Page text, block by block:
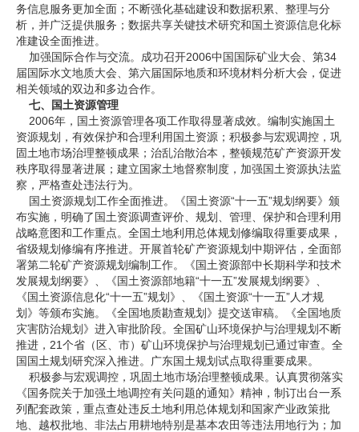
务信息服务更加全面；不断强化基础建设和数据积累、整理与分
析，并广泛提供服务；数据共享关键技术研究和国土资源信息化标
准建设全面推进。
加强国际合作与交流。成功召开2006中国国际矿业大会、第34
届国际水文地质大会、第六届国际地质和环境材料分析大会，促进
相关领域的双边和多边合作。
七、国土资源管理
2006年，国土资源管理各项工作取得显著成效。编制实施国土
资源规划，有效保护和合理利用国土资源；积极参与宏观调控，巩
固土地市场治理整顿成果；治乱治散治本，整顿规范矿产资源开发
秩序取得显著进展；建立国家土地督察制度，加强国土资源执法监
察，严格查处违法行为。
国土资源规划工作全面推进。《国土资源“十一五”规划纲要》颁
布实施，明确了国土资源调查评价、规划、管理、保护和合理利用
战略意图和工作重点。全国土地利用总体规划修编取得重要成果，
省级规划修编有序推进。开展首轮矿产资源规划中期评估，全面部
署第二轮矿产资源规划编制工作。《国土资源部中长期科学和技术
发展规划纲要》、《国土资源部地籍“十一五”发展规划纲要》、
《国土资源信息化“十一五”规划》、《国土资源“十一五”人才规
划》等颁布实施。《全国地质勘查规划》提交送审稿。《全国地质
灾害防治规划》进入审批阶段。全国矿山环境保护与治理规划不断
推进，21个省（区、市）矿山环境保护与治理规划已通过审查。全
国国土规划研究深入推进。广东国土规划试点取得重要成果。
积极参与宏观调控，巩固土地市场治理整顿成果。认真贯彻落实
《国务院关于加强土地调控有关问题的通知》精神，制订出台一系
列配套政策，重点查处违反土地利用总体规划和国家产业政策批
地、越权批地、非法占用耕地特别是基本农田等违法用地行为；加